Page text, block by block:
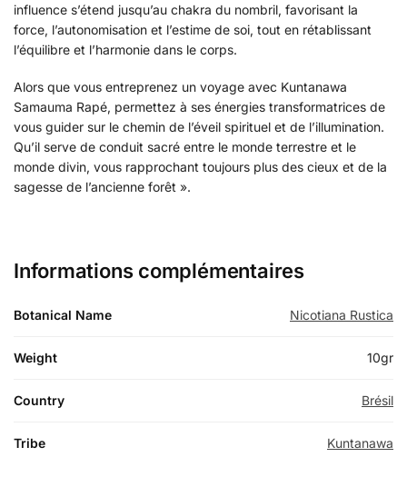
influence s’étend jusqu’au chakra du nombril, favorisant la
force, l’autonomisation et l’estime de soi, tout en rétablissant
l’équilibre et l’harmonie dans le corps.
Alors que vous entreprenez un voyage avec Kuntanawa
Samauma Rapé, permettez à ses énergies transformatrices de
vous guider sur le chemin de l’éveil spirituel et de l’illumination.
Qu’il serve de conduit sacré entre le monde terrestre et le
monde divin, vous rapprochant toujours plus des cieux et de la
sagesse de l’ancienne forêt ».
Informations complémentaires
Botanical Name Nicotiana Rustica
Weight 10gr
Country Brésil
Tribe Kuntanawa